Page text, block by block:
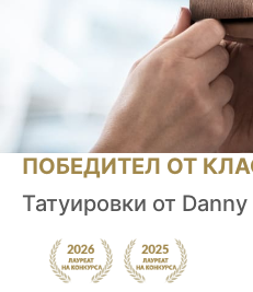
ПОБЕДИТЕЛ ОТ
Татуировки от